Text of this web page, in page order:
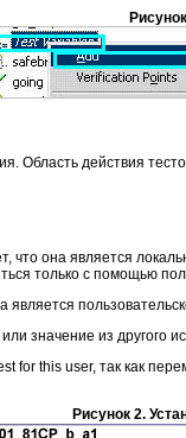
Область действия
что она является
только с помощью
значение из
this user, так как
Рисунок 2.